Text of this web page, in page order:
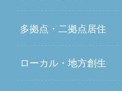
多拠点・二拠点居住
ローカル・地方創生